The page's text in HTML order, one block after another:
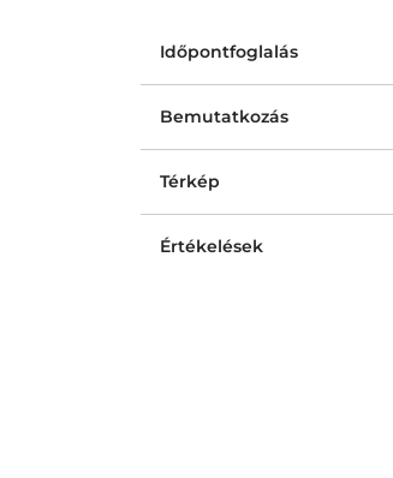
Időpontfoglalás
Bemutatkozás
Térkép
Értékelések